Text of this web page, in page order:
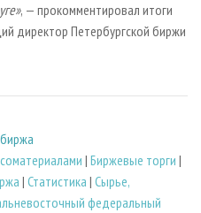
, — прокомментировал итоги
директор Петербургской биржи
| Биржевые торги |
| Статистика | Сырье,
федеральный